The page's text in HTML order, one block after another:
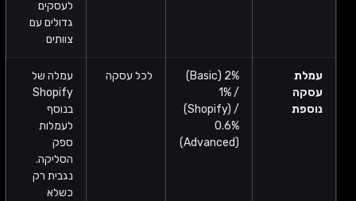
לעסקים
גדולים עם
צוותים
עמלת
עסקה
נוספת
2% (Basic)
/ 1%
(Shopify) /
0.6%
(Advanced)
לכל עסקה
עמלה של
Shopify
בנוסף
לעמלות
ספק
הסליקה.
נגבית רק
כשלא